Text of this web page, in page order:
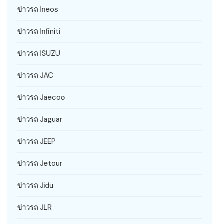
ข่าวรถ Ineos
ข่าวรถ Infiniti
ข่าวรถ ISUZU
ข่าวรถ JAC
ข่าวรถ Jaecoo
ข่าวรถ Jaguar
ข่าวรถ JEEP
ข่าวรถ Jetour
ข่าวรถ Jidu
ข่าวรถ JLR